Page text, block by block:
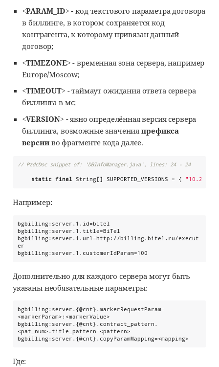
<PARAM_ID>- код текстового параметра договора
в биллинге, в котором сохраняется код
контрагента, к которому привязан данный
договор;
<TIMEZONE>- временная зона сервера, например
Europe/Moscow;
<TIMEOUT>- таймаут ожидания ответа сервера
биллинга в мс;
<VERSION>- явно определённая версия сервера
биллинга, возможные значения префикса
версииво фрагменте кода далее.
// PzdcDoc snippet of: 'DBInfoManager.java', lines: 24 - 24
static final String [] SUPPORTED_VERSIONS = { " 10.2
Например:
bgbilling:server.1.id=bitel
bgbilling:server.1.title=BiTel
bgbilling:server.1.url=http://billing.bitel.ru/execut
er
bgbilling:server.1.customerIdParam=100
Дополнительно для каждого сервера могут быть
указаны необязательные параметры:
bgbilling:server.{@cnt}.markerRequestParam=
<markerParam>:<markerValue>
bgbilling:server.{@cnt}.contract_pattern.
<pat_num>.title_pattern=<pattern>
bgbilling:server.{@cnt}.copyParamMapping=<mapping>
Где: